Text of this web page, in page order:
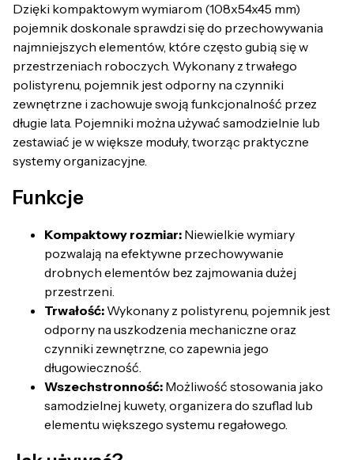
Dzięki kompaktowym wymiarom (108x54x45 mm)
pojemnik doskonale sprawdzi się do przechowywania
najmniejszych elementów, które często gubią się w
przestrzeniach roboczych. Wykonany z trwałego
polistyrenu, pojemnik jest odporny na czynniki
zewnętrzne i zachowuje swoją funkcjonalność przez
długie lata. Pojemniki można używać samodzielnie lub
zestawiać je w większe moduły, tworząc praktyczne
systemy organizacyjne.
Funkcje
Kompaktowy rozmiar: Niewielkie wymiary
pozwalają na efektywne przechowywanie
drobnych elementów bez zajmowania dużej
przestrzeni.
Trwałość: Wykonany z polistyrenu, pojemnik jest
odporny na uszkodzenia mechaniczne oraz
czynniki zewnętrzne, co zapewnia jego
długowieczność.
Wszechstronność: Możliwość stosowania jako
samodzielnej kuwety, organizera do szuflad lub
elementu większego systemu regałowego.